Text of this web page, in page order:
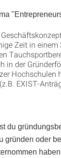
Zeit in
in der
EXIST-
du
gründen oder